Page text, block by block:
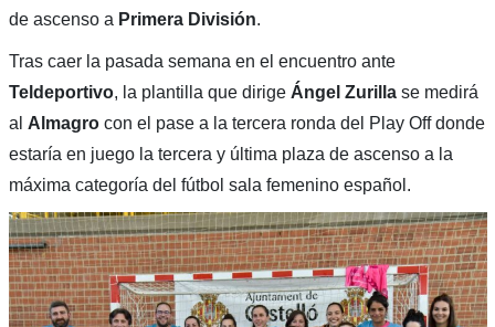
de ascenso a Primera División.
Tras caer la pasada semana en el encuentro ante
Teldeportivo, la plantilla que dirige Ángel Zurillase medirá
al Almagro con el pase a la tercera ronda del Play Off donde
estaría en juego la tercera y última plaza de ascenso a la
máxima categoría del fútbol sala femenino español.